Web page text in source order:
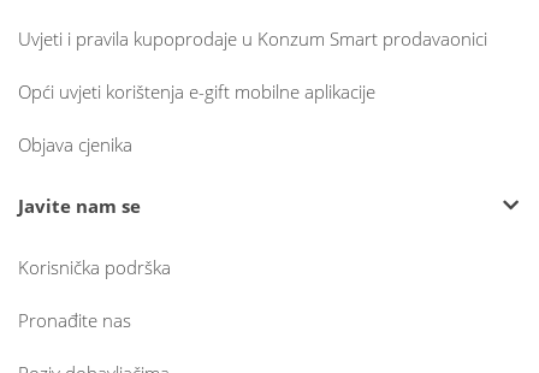
Uvjeti i pravila kupoprodaje u Konzum Smart prodavaonici
Opći uvjeti korištenja e-gift mobilne aplikacije
Objava cjenika
Javite nam se
Korisnička podrška
Pronađite nas